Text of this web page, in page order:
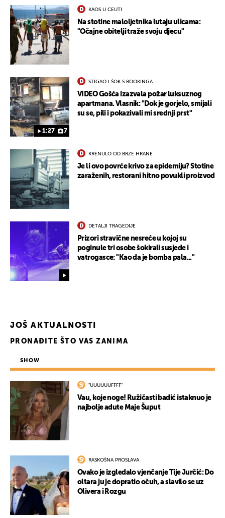
KAOS U CEUTI
Na stotine maloljetnika lutaju ulicama:
"Očajne obitelji traže svoju djecu"
1:27 7
STIGAO I ŠOK S BOOKINGA
VIDEO Gošća izazvala požar luksuznog
apartmana. Vlasnik: "Dok je gorjelo, smijali
su se, pili i pokazivali mi srednji prst"
KRENULO OD BRZE HRANE
Je li ovo povrće krivo za epidemiju? Stotine
zaraženih, restorani hitno povukli proizvod
DETALJI TRAGEDIJE
Prizori stravične nesreće u kojoj su
poginule tri osobe šokirali susjede i
vatrogasce: "Kao da je bomba pala..."
JOŠ AKTUALNOSTI
PRONAĐITE ŠTO VAS ZANIMA
SHOW
"UUUUUUFFFF"
Vau, koje noge! Ružičasti badić istaknuo je
najbolje adute Maje Šuput
RASKOŠNA PROSLAVA
Ovako je izgledalo vjenčanje Tije Jurčić: Do
oltara ju je dopratio očuh, a slavilo se uz
Olivera i Rozgu
UKLJUČITE NOTIFIKACIJE